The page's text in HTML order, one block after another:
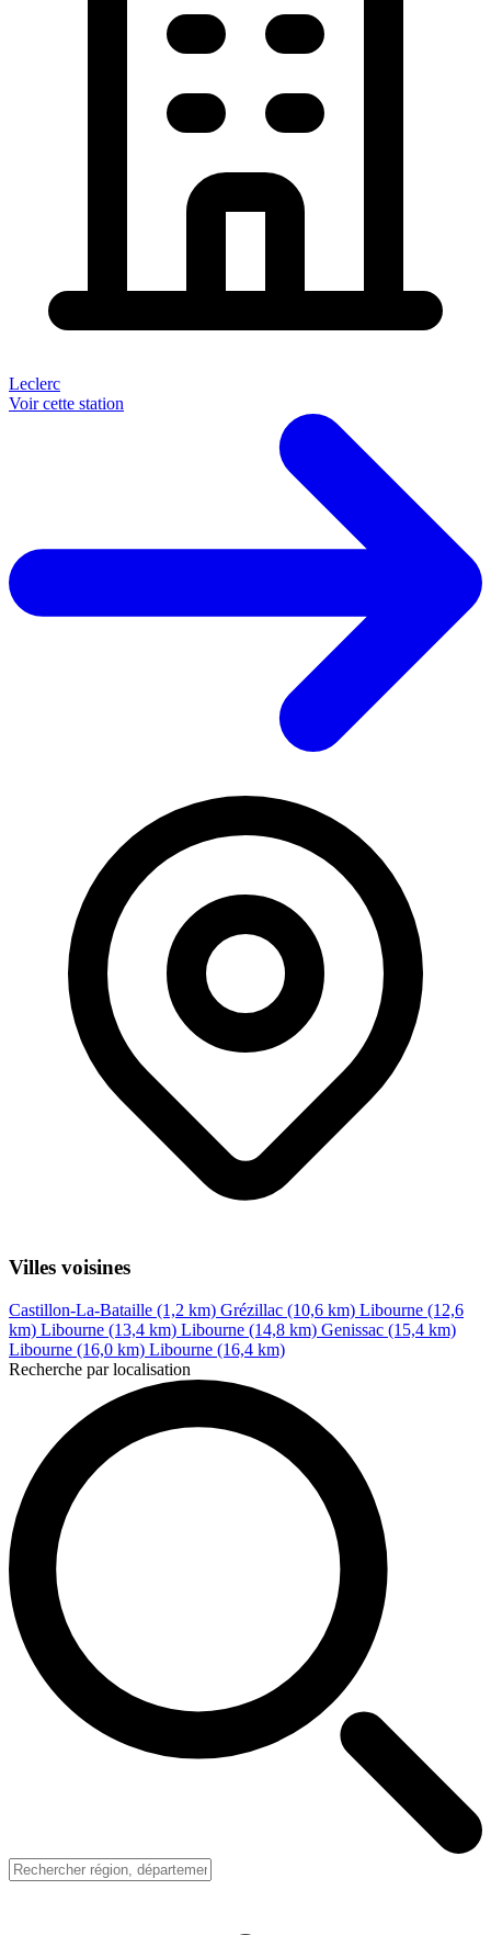
Leclerc
Voir cette station
Villes voisines
Castillon-La-Bataille (1,2 km) Grézillac (10,6 km) Libourne (12,6
km) Libourne (13,4 km) Libourne (14,8 km) Genissac (15,4 km)
Libourne (16,0 km) Libourne (16,4 km)
Recherche par localisation